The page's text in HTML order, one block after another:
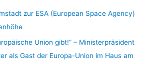
zur ESA (European Space Agency)
Union gibt!“ – Ministerpräsident
als Gast der Europa-Union im Haus am